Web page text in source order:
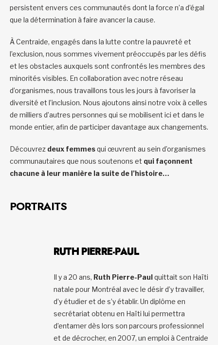
persistent envers ces communautés dont la force n’a d’égal
que la détermination à faire avancer la cause.
À Centraide, engagés dans la lutte contre la pauvreté et
l’exclusion, nous sommes vivement préoccupés par les défis
et les obstacles auxquels sont confrontés les membres des
minorités visibles. En collaboration avec notre réseau
d’organismes, nous travaillons tous les jours à favoriser la
diversité et l’inclusion. Nous ajoutons ainsi notre voix à celles
de milliers d’autres personnes qui se mobilisent ici et dans le
monde entier, afin de participer davantage aux changements.
Découvrez deux femmesqui œuvrent au sein d’organismes
communautaires que nous soutenons et qui façonnent
chacune à leur manière la suite de l’histoire…
PORTRAITS
RUTH PIERRE-PAUL
Il y a 20 ans, Ruth Pierre-Paulquittait son Haïti
natale pour Montréal avec le désir d’y travailler,
d’y étudier et de s’y établir. Un diplôme en
secrétariat obtenu en Haïti lui permettra
d’entamer dès lors son parcours professionnel
et de décrocher, en 2007, un emploi à Centraide